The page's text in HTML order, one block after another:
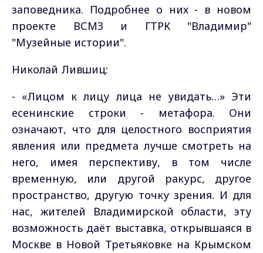
заповедника. Подробнее о них - в новом
проекте ВСМЗ и ГТРК "Владимир"
"Музейные истории".
Николай Лившиц:
- «Лицом к лицу лица не увидать…» Эти
есенинские строки - метафора. Они
означают, что для целостного восприятия
явления или предмета лучше смотреть на
него, имея перспективу, в том числе
временную, или другой ракурс, другое
пространство, другую точку зрения. И для
нас, жителей Владимирской области, эту
возможность даёт выставка, открывшаяся в
Москве в Новой Третьяковке на Крымском